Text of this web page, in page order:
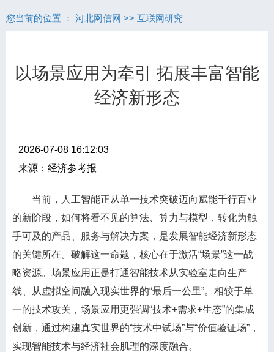
您当前的位置 ： 河北网信网 >> 互联网研究
以场景应用为牵引 拓展丰富智能
经济新形态
2026-07-08 16:12:03
来源：经济参考报
当前，人工智能正从单一技术突破迈向赋能千行百业
的新阶段，如何将看不见的算法、算力与模型，转化为触
手可及的产品、服务与解决方案，是发展智能经济新形态
的关键所在。破解这一命题，核心在于激活“场景”这一战
略资源。场景应用正是打通智能技术从实验室走向生产
线、从虚拟空间融入现实世界的“最后一公里”。相较于单
一的技术攻关，场景应用更强调“技术+需求+生态”的集成
创新，通过构建真实世界的“技术中试场”与“价值验证场”，
实现智能技术与经济社会肌理的深度融合。